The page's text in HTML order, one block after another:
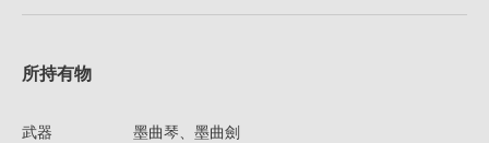
所持有物
武器 墨曲琴、墨曲劍